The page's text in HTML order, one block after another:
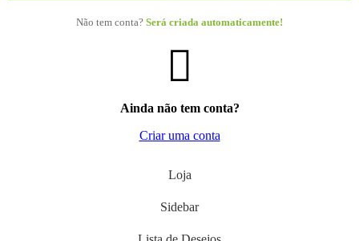
Não tem conta? Será criada automaticamente!
Ainda não tem conta?
Criar uma conta
Loja
Sidebar